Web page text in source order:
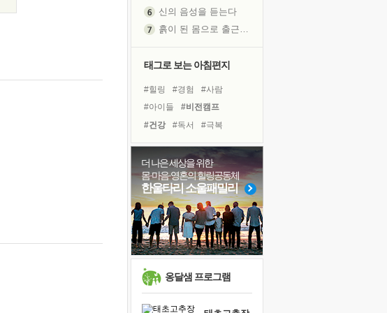
신의 음성을 듣는다
흙이 된 몸으로 출근하는 여자
졸업식 사진을 보며
아픈 아버지를 위한 공간 설계
극심한 변비, 어깨결림, 수면 장애
보고 싶은 어머니
유년 시절의 부산 영도 바다
못된 꼰대들
거울 속의 나
희망이란
'모른다'는 것
태그로 보는 아침편지
#힐링 #경험
#사람
#아이들
#비전캠프
#건강
#독서
#극복
#명상
#링컨학교
#유튜브
#선택
#삶
#독서캠프
#바이러스
#친구
#나눔
#희망
#계획
#면역력 #위기
더 나은 세상을 위한
몸·마음·영혼의 힐링공동체
한울타리 소울패밀리
옹달샘 프로그램